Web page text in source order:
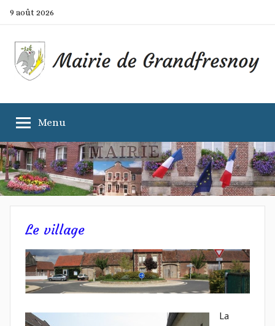
Aller
contenu
9 août 2026
Mairie
de
Grandfresnoy
de
la
commune
Menu
Le village
La